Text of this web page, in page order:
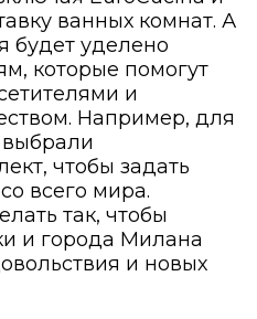
ванных комнат. А
будет уделено
которые помогут
и
Например, для
чтобы задать
всего мира.
так, чтобы
и города Милана
и новых